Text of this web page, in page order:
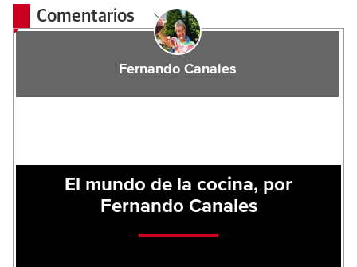
Comentarios
Fernando Canales
El mundo de la cocina, por
Fernando Canales